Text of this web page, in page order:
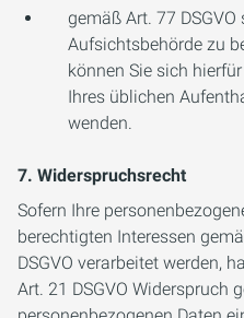
gemäß Art. 77 DSGVO
Aufsichtsbehörde zu
können Sie sich
Ihres üblichen
wenden.
7. Widerspruchsrecht
Sofern Ihre
berechtigten Interessen
DSGVO verarbeitet werden,
Art. 21 DSGVO Widerspruch